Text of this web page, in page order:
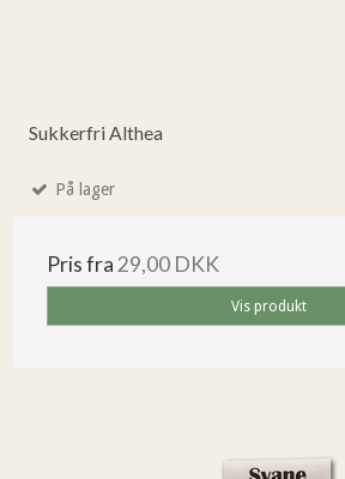
Sukkerfri Althea
På lager
Pris fra29,00 DKK
Vis produkt